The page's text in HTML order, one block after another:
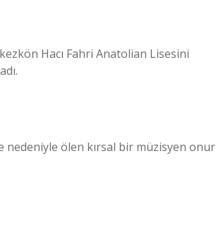
Hacı Fahri Anatolian Lisesini
nedeniyle ölen kırsal bir müzisyen onur